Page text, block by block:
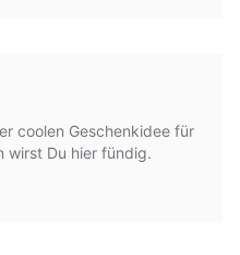
coolen Geschenkidee für
wirst Du hier fündig.